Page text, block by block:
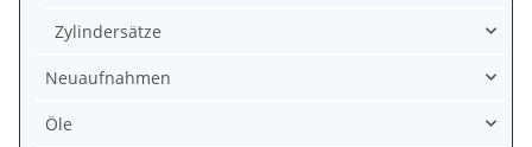
Zylindersätze
Neuaufnahmen
Öle